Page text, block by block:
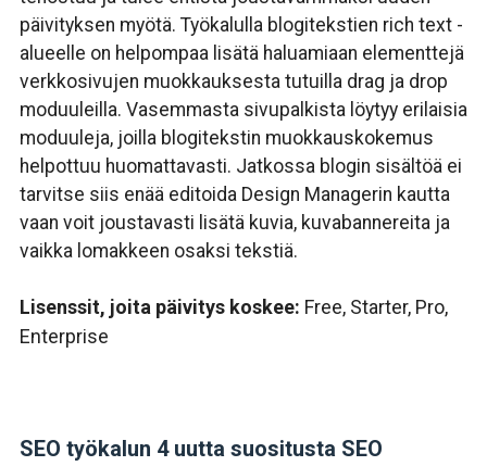
päivityksen myötä. Työkalulla b logitekstien rich text -
alueelle on helpompaa lisätä haluamiaan elementtejä
verkkosivujen muokkauksesta tutuilladrag ja drop
moduuleilla. Vasemmasta sivupalkista löytyyerilaisia
​​moduuleja, joilla blogitekstin muokkauskokemus
helpottuu huomattavasti. Jatkossa blogin sisältöä ei
tarvitse siis enää editoida Design Managerin kautta
vaan voit joustavasti lisätä kuvia, kuvabannereita ja
vaikka lomakkeen osaksi tekstiä.
Lisenssit, joita päivitys koskee: Free, Starter, Pro,
Enterprise
SEO työkalun 4 uutta suositusta SEO